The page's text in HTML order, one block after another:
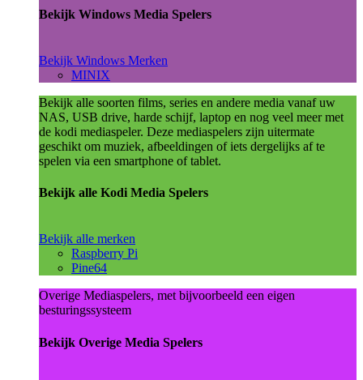
Bekijk Windows Media Spelers
Bekijk Windows Merken
MINIX
Bekijk alle soorten films, series en andere media vanaf uw
NAS, USB drive, harde schijf, laptop en nog veel meer met
de kodi mediaspeler. Deze mediaspelers zijn uitermate
geschikt om muziek, afbeeldingen of iets dergelijks af te
spelen via een smartphone of tablet.
Bekijk alle Kodi Media Spelers
Bekijk alle merken
Raspberry Pi
Pine64
Overige Mediaspelers, met bijvoorbeeld een eigen
besturingssysteem
Bekijk Overige Media Spelers